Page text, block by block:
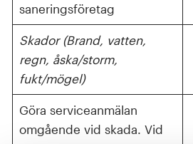
saneringsföretag
Skador (Brand, vatten,
regn, åska/storm,
fukt/mögel)
Göra serviceanmälan
omgående vid skada. Vid